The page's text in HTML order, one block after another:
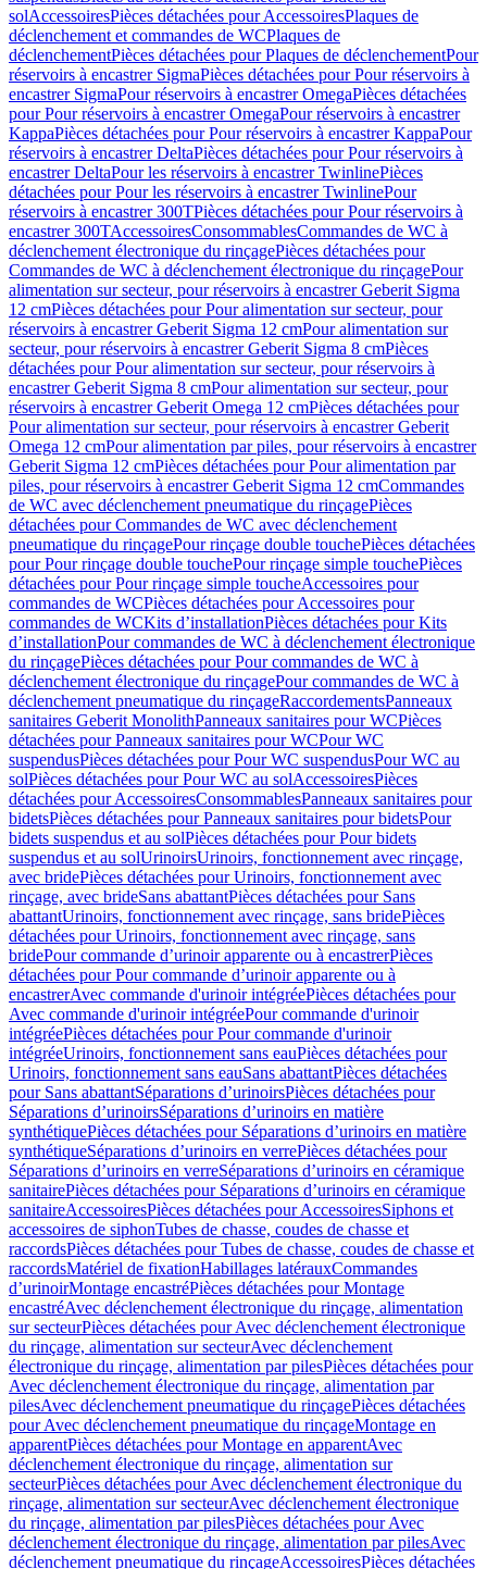
solAccessoiresPièces détachées pour AccessoiresPlaques de
déclenchement et commandes de WCPlaques de
déclenchementPièces détachées pour Plaques de déclenchementPour
réservoirs à encastrer SigmaPièces détachées pour Pour réservoirs à
encastrer SigmaPour réservoirs à encastrer OmegaPièces détachées
pour Pour réservoirs à encastrer OmegaPour réservoirs à encastrer
KappaPièces détachées pour Pour réservoirs à encastrer KappaPour
réservoirs à encastrer DeltaPièces détachées pour Pour réservoirs à
encastrer DeltaPour les réservoirs à encastrer TwinlinePièces
détachées pour Pour les réservoirs à encastrer TwinlinePour
réservoirs à encastrer 300TPièces détachées pour Pour réservoirs à
encastrer 300TAccessoiresConsommablesCommandes de WC à
déclenchement électronique du rinçagePièces détachées pour
Commandes de WC à déclenchement électronique du rinçagePour
alimentation sur secteur, pour réservoirs à encastrer Geberit Sigma
12 cmPièces détachées pour Pour alimentation sur secteur, pour
réservoirs à encastrer Geberit Sigma 12 cmPour alimentation sur
secteur, pour réservoirs à encastrer Geberit Sigma 8 cmPièces
détachées pour Pour alimentation sur secteur, pour réservoirs à
encastrer Geberit Sigma 8 cmPour alimentation sur secteur, pour
réservoirs à encastrer Geberit Omega 12 cmPièces détachées pour
Pour alimentation sur secteur, pour réservoirs à encastrer Geberit
Omega 12 cmPour alimentation par piles, pour réservoirs à encastrer
Geberit Sigma 12 cmPièces détachées pour Pour alimentation par
piles, pour réservoirs à encastrer Geberit Sigma 12 cmCommandes
de WC avec déclenchement pneumatique du rinçagePièces
détachées pour Commandes de WC avec déclenchement
pneumatique du rinçagePour rinçage double touchePièces détachées
pour Pour rinçage double touchePour rinçage simple touchePièces
détachées pour Pour rinçage simple toucheAccessoires pour
commandes de WCPièces détachées pour Accessoires pour
commandes de WCKits d’installationPièces détachées pour Kits
d’installationPour commandes de WC à déclenchement électronique
du rinçagePièces détachées pour Pour commandes de WC à
déclenchement électronique du rinçagePour commandes de WC à
déclenchement pneumatique du rinçageRaccordementsPanneaux
sanitaires Geberit MonolithPanneaux sanitaires pour WCPièces
détachées pour Panneaux sanitaires pour WCPour WC
suspendusPièces détachées pour Pour WC suspendusPour WC au
solPièces détachées pour Pour WC au solAccessoiresPièces
détachées pour AccessoiresConsommablesPanneaux sanitaires pour
bidetsPièces détachées pour Panneaux sanitaires pour bidetsPour
bidets suspendus et au solPièces détachées pour Pour bidets
suspendus et au solUrinoirsUrinoirs, fonctionnement avec rinçage,
avec bridePièces détachées pour Urinoirs, fonctionnement avec
rinçage, avec brideSans abattantPièces détachées pour Sans
abattantUrinoirs, fonctionnement avec rinçage, sans bridePièces
détachées pour Urinoirs, fonctionnement avec rinçage, sans
bridePour commande d’urinoir apparente ou à encastrerPièces
détachées pour Pour commande d’urinoir apparente ou à
encastrerAvec commande d'urinoir intégréePièces détachées pour
Avec commande d'urinoir intégréePour commande d'urinoir
intégréePièces détachées pour Pour commande d'urinoir
intégréeUrinoirs, fonctionnement sans eauPièces détachées pour
Urinoirs, fonctionnement sans eauSans abattantPièces détachées
pour Sans abattantSéparations d’urinoirsPièces détachées pour
Séparations d’urinoirsSéparations d’urinoirs en matière
synthétiquePièces détachées pour Séparations d’urinoirs en matière
synthétiqueSéparations d’urinoirs en verrePièces détachées pour
Séparations d’urinoirs en verreSéparations d’urinoirs en céramique
sanitairePièces détachées pour Séparations d’urinoirs en céramique
sanitaireAccessoiresPièces détachées pour AccessoiresSiphons et
accessoires de siphonTubes de chasse, coudes de chasse et
raccordsPièces détachées pour Tubes de chasse, coudes de chasse et
raccordsMatériel de fixationHabillages latérauxCommandes
dʼurinoirMontage encastréPièces détachées pour Montage
encastréAvec déclenchement électronique du rinçage, alimentation
sur secteurPièces détachées pour Avec déclenchement électronique
du rinçage, alimentation sur secteurAvec déclenchement
électronique du rinçage, alimentation par pilesPièces détachées pour
Avec déclenchement électronique du rinçage, alimentation par
pilesAvec déclenchement pneumatique du rinçagePièces détachées
pour Avec déclenchement pneumatique du rinçageMontage en
apparentPièces détachées pour Montage en apparentAvec
déclenchement électronique du rinçage, alimentation sur
secteurPièces détachées pour Avec déclenchement électronique du
rinçage, alimentation sur secteurAvec déclenchement électronique
du rinçage, alimentation par pilesPièces détachées pour Avec
déclenchement électronique du rinçage, alimentation par pilesAvec
déclenchement pneumatique du rinçageAccessoiresPièces détachées